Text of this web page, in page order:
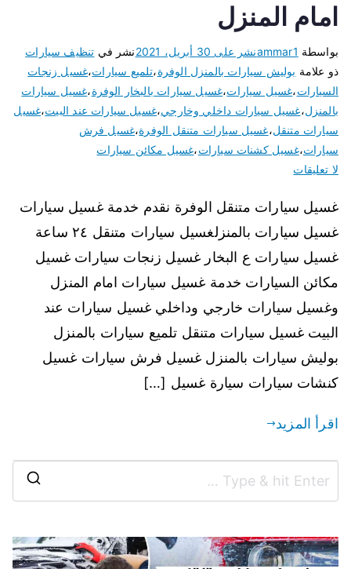
امام المنزل
بواسطة ammar1نشر على 30 أبريل، 2021 نشر في تنظيف سيارات
ذو علامة بوليش سيارات بالمنزل الوفرة،تلميع سيارات،غسيل زنجات
السيارات،غسيل سيارات،غسيل سيارات بالبخار الوفرة،غسيل سيارات
بالمنزل،غسيل سيارات داخلي وخارجي،غسيل سيارات عند البيت،غسيل
سيارات متنقل،غسيل سيارات متنقل الوفرة،غسيل فرش
سيارات،غسيل كشنات سيارات،غسيل مكائن سيارات
لا تعليقات
غسيل سيارات متنقل الوفرة نقدم خدمة غسيل سيارات
غسيل سيارات بالمنزلغسيل سيارات متنقل ٢٤ ساعة
غسيل سيارات ع البخار غسيل زنجات سيارات غسيل
مكائن السيارات خدمة غسيل سيارات امام المنزل
وغسيل سيارات خارجي وداخلي غسيل سيارات عند
البيت غسيل سيارات متنقل تلميع سيارات بالمنزل
بوليش سيارات بالمنزل غسيل فرش سيارات غسيل
كنشات سيارات سيارة غسيل […]
اقرأ المزيد